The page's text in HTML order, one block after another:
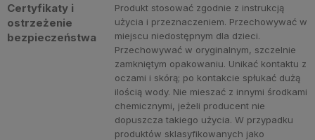
Certyfikaty i
ostrzeżenie
bezpieczeństwa
Produkt stosować zgodnie z instrukcją
użycia i przeznaczeniem. Przechowywać w
miejscu niedostępnym dla dzieci.
Przechowywać w oryginalnym, szczelnie
zamkniętym opakowaniu. Unikać kontaktu z
oczami i skórą; po kontakcie spłukać dużą
ilością wody. Nie mieszać z innymi środkami
chemicznymi, jeżeli producent nie
dopuszcza takiego użycia. W przypadku
produktów sklasyfikowanych jako